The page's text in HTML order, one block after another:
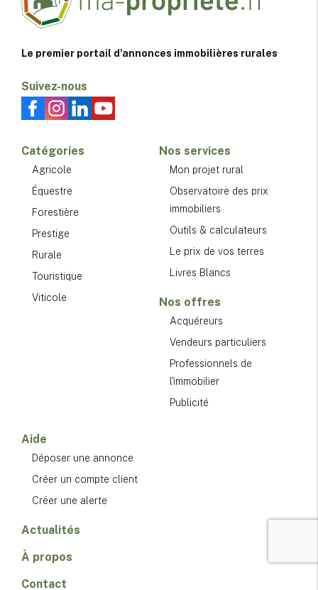
Le premier portail d'annonces immobilières rurales
Suivez-nous
Catégories
Agricole
Équestre
Forestière
Prestige
Rurale
Touristique
Viticole
Nos services
Mon projet rural
Observatoire des prix
immobiliers
Outils & calculateurs
Le prix de vos terres
Livres Blancs
Nos offres
Acquéreurs
Vendeurs particuliers
Professionnels de
l'immobilier
Publicité
Aide
Déposer une annonce
Créer un compte client
Créer une alerte
Actualités
À propos
Contact